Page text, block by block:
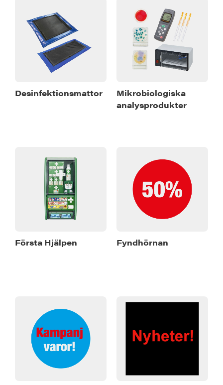
Desinfektionsmattor
Mikrobiologiska
analysprodukter
Första Hjälpen Fyndhörnan